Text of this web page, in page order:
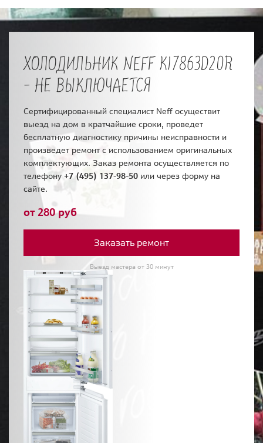
ХОЛОДИЛЬНИК NEFF KI7863D20R
- НЕ ВЫКЛЮЧАЕТСЯ
Сертифицированный специалист Neff осуществит
выезд на дом в кратчайшие сроки, проведет
бесплатную диагностику причины неисправности и
произведет ремонт с использованием оригинальных
комплектующих. Заказ ремонта осуществляется по
телефону +7 (495) 137-98-50 или через форму на
сайте.
от 280 руб
Заказать ремонт
Выезд мастера от 30 минут